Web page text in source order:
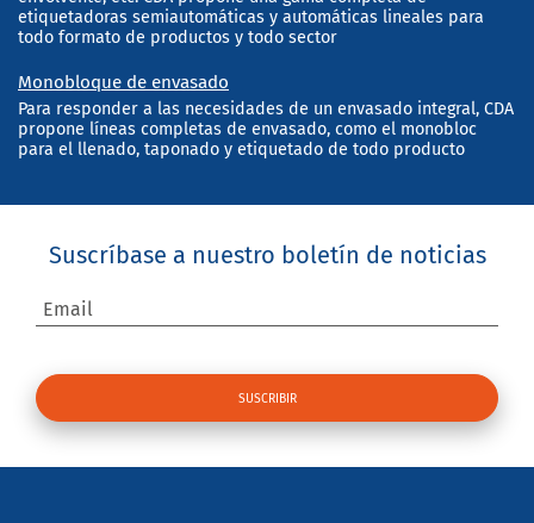
etiquetadoras semiautomáticas y automáticas lineales para
todo formato de productos y todo sector
Monobloque de envasado
Para responder a las necesidades de un envasado integral, CDA
propone líneas completas de envasado, como el monobloc
para el llenado, taponado y etiquetado de todo producto
Suscríbase a nuestro boletín de noticias
Email